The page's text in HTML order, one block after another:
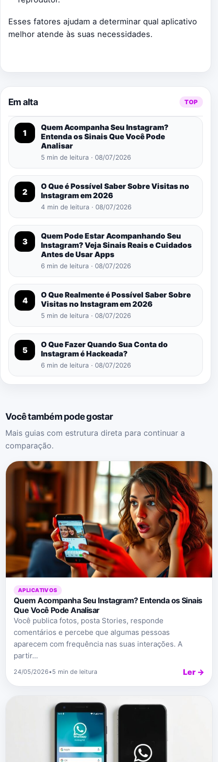
Esses fatores ajudam a determinar qual aplicativo
melhor atende às suas necessidades.
Em alta TOP
1
Quem Acompanha Seu Instagram?
Entenda os Sinais Que Você Pode
Analisar
5 min de leitura · 08/07/2026
2
O Que é Possível Saber Sobre Visitas no
Instagram em 2026
4 min de leitura · 08/07/2026
3
Quem Pode Estar Acompanhando Seu
Instagram? Veja Sinais Reais e Cuidados
Antes de Usar Apps
6 min de leitura · 08/07/2026
4
O Que Realmente é Possível Saber Sobre
Visitas no Instagram em 2026
5 min de leitura · 08/07/2026
5
O Que Fazer Quando Sua Conta do
Instagram é Hackeada?
6 min de leitura · 08/07/2026
Você também pode gostar
Mais guias com estrutura direta para continuar a
comparação.
APLICATIVOS
Quem Acompanha Seu Instagram? Entenda os Sinais
Que Você Pode Analisar
Você publica fotos, posta Stories, responde
comentários e percebe que algumas pessoas
aparecem com frequência nas suas interações. A
partir...
24/05/2026•5 min de leitura Ler →